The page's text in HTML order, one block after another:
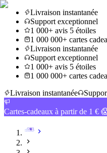
Livraison instantanée
Support exceptionnel
1 000+ avis 5 étoiles
1 000 000+ cartes
Livraison instantanée
Support exceptionnel
1 000+ avis 5 étoiles
1 000 000+ cartes
Livraison instantanée
Cartes-cadeaux à partir de 1 €